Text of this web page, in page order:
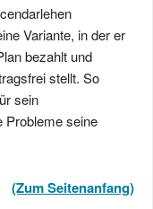
Variante, in der er
bezahlt und
stellt. So
sein
Probleme seine
(Zum Seitenanfang)